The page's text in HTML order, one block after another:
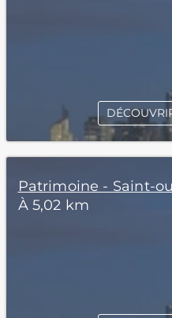
Patrimoine - Saint-
À 5,02 km